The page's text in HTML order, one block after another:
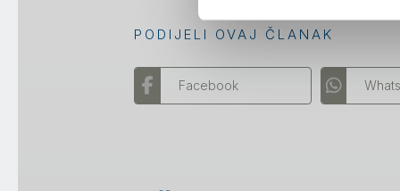
PODIJELI OVAJ ČLANAK
Facebook